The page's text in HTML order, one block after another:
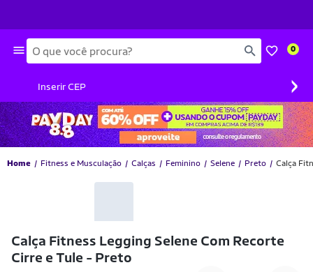
Busca 0
Inserir CEP ›
Home Fitness e Musculação Calças Feminino Selene Preto Calça
Calça Fitness Legging Selene Com Recorte
Cirre e Tule - Preto
_